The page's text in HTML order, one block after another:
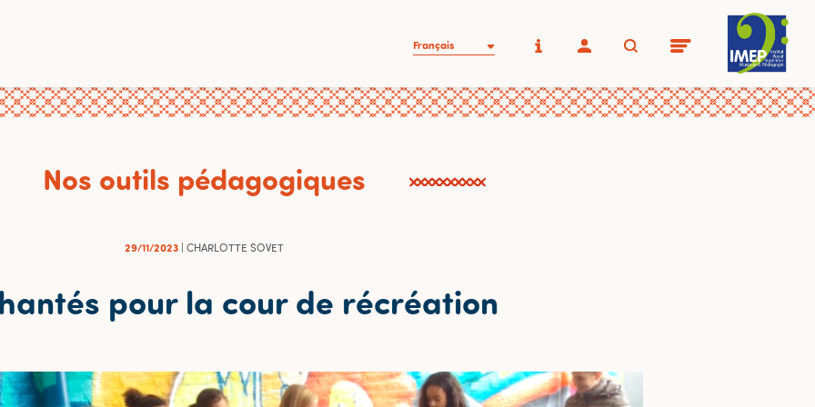
Français
Nos outils pédagogiques
29/11/2023 | CHARLOTTE SOVET
pour la cour de récréation